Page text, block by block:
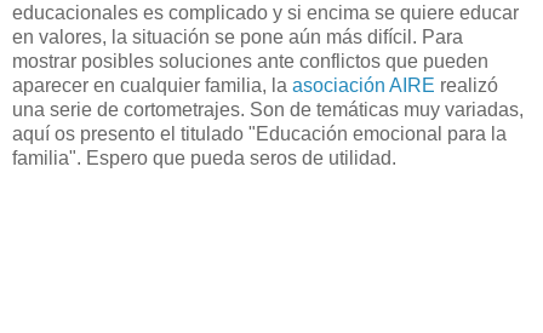
educacionales es complicado y si encima se quiere educar
en valores, la situación se pone aún más difícil. Para
mostrar posibles soluciones ante conflictos que pueden
aparecer en cualquier familia, la asociación AIRE realizó
una serie de cortometrajes. Son de temáticas muy variadas,
aquí os presento el titulado "Educación emocional para la
familia". Espero que pueda seros de utilidad.